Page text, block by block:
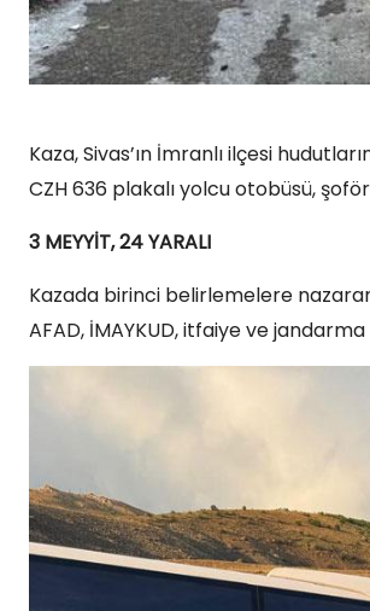
Kaza, Sivas’ın İmranlı ilçesi
CZH 636 plakalı yolcu otobüsü,
3 MEYYİT, 24 YARALI
Kazada birinci belirlemelere
AFAD, İMAYKUD, itfaiye ve